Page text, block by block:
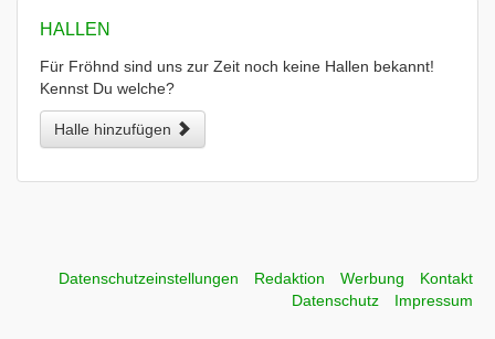
HALLEN
Für Fröhnd sind uns zur Zeit noch keine Hallen bekannt!
Kennst Du welche?
Halle hinzufügen
Datenschutzeinstellungen Redaktion Werbung
Kontakt
Datenschutz
Impressum